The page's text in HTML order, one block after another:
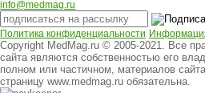
info@medmag.ru
Политика конфиденциальности
Copyright MedMag.ru © 2005-2021. Все
сайта являются собственностью его
полном или частичном, материалов
страницу www.medmag.ru обязательна.